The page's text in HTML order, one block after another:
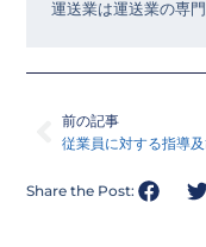
運送業は運送業の専門
前の記事
Share the Post: